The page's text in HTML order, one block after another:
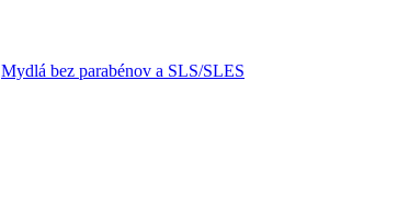
Mydlá bez parabénov a SLS/SLES